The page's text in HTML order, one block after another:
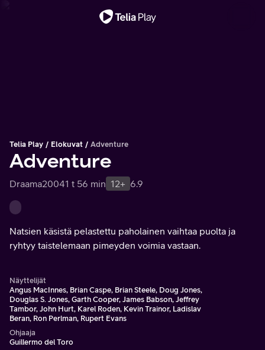
Telia Play Elokuvat Adventure
Adventure
Draama20041 t 56 min 12+ 6.9
Natsien käsistä pelastettu paholainen vaihtaa puolta ja
ryhtyy taistelemaan pimeyden voimia vastaan.
Näyttelijät
Angus MacInnes, Brian Caspe, Brian Steele, Doug Jones,
Douglas S. Jones, Garth Cooper, James Babson, Jeffrey
Tambor, John Hurt, Karel Roden, Kevin Trainor, Ladislav
Beran, Ron Perlman, Rupert Evans
Ohjaaja
Guillermo del Toro